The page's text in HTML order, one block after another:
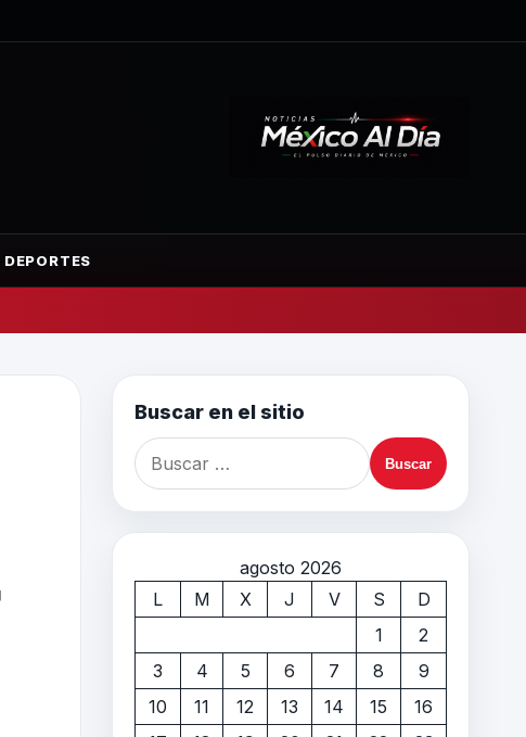
DEPORTES
Buscar en el sitio
agosto 2026
L
M X J V S
D
1
2
3
4 5 6 7 8
9
10
11 12 13 14 15
16